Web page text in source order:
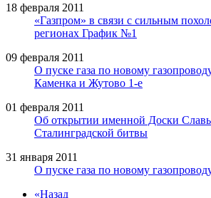
18 февраля 2011
«Газпром» в связи с сильным
регионах График №1
09 февраля 2011
О пуске газа по новому
Каменка и Жутово 1-е
01 февраля 2011
Об открытии именной Доски Славы
Сталинградской битвы
31 января 2011
О пуске газа по новому
«Назад